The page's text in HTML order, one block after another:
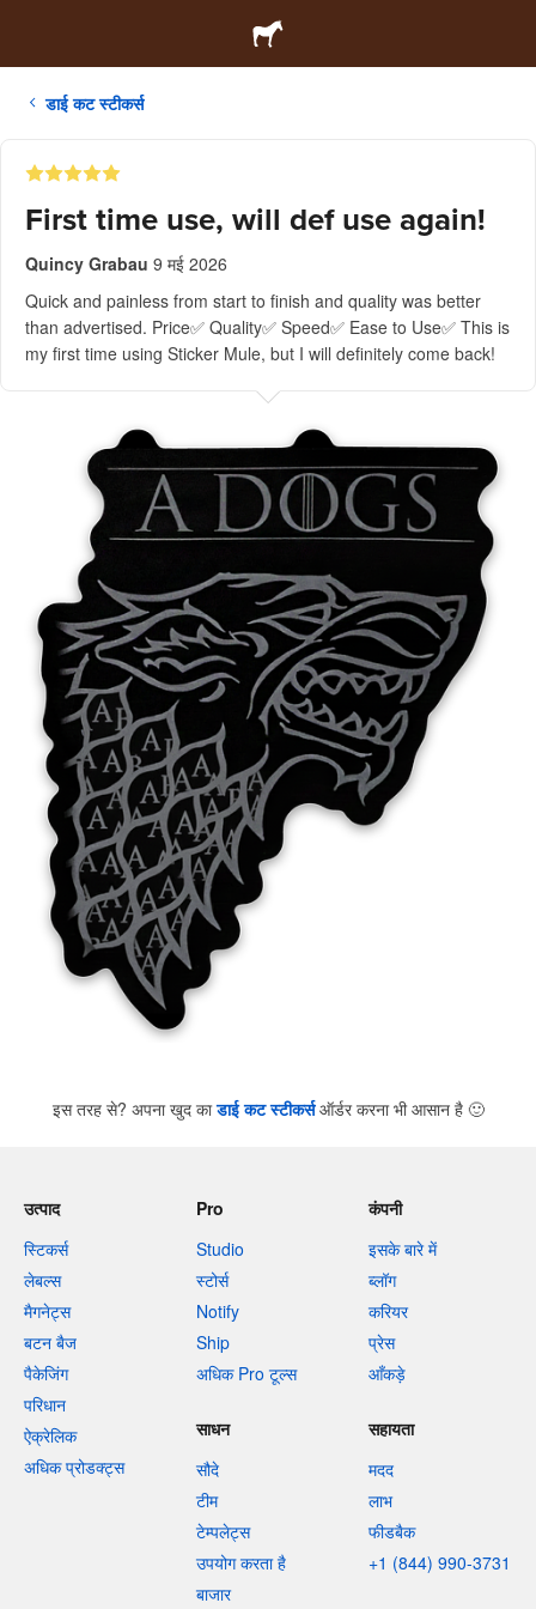
डाई कट स्टीकर्स
First time use, will def use again!
Quincy Grabau 9 मई 2026
Quick and painless from start to finish and quality was better
than advertised. Price✅ Quality✅ Speed✅ Ease to Use✅ This is
my first time using Sticker Mule, but I will definitely come back!
इस तरह से? अपना खुद काडाई कट स्टीकर्सऑर्डर करना भी आसान है 🙂
उत्पाद
स्टिकर्स
लेबल्स
मैगनेट्स
बटन बैज
पैकेजिंग
परिधान
ऐक्रेलिक
अधिक प्रोडक्ट्स
Pro
Studio
स्टोर्स
Notify
Ship
अधिक Pro टूल्स
कंपनी
इसके बारे में
ब्लॉग
करियर
प्रेस
आँकड़े
साधन
सौदे
टीम
टेम्पलेट्स
उपयोग करता है
बाजार
सहायता
मदद
लाभ
फीडबैक
+1 (844) 990-3731